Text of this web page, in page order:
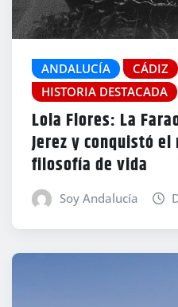
ANDALUCÍA
CÁDIZ
HISTORIA DESTACADA
Lola Flores: La
Jerez y conquistó el
filosofía de vida
Soy Andalucía